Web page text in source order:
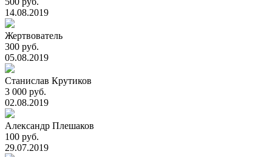
14.08.2019
Жертвователь
300 руб.
05.08.2019
Станислав Крутиков
3 000 руб.
02.08.2019
Александр Плешаков
100 руб.
29.07.2019